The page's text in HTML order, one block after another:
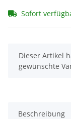
Sofort
x
Dieser Artikel
gewünschte
Beschreibung